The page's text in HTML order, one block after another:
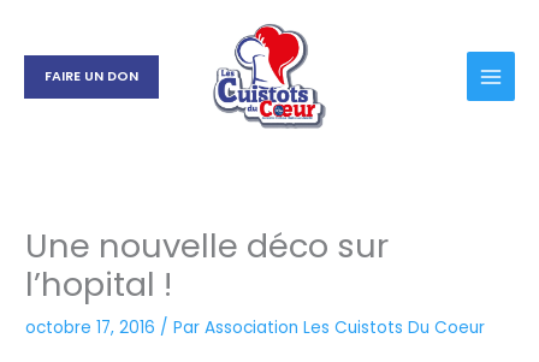
contenu
FAIRE UN DON
Une nouvelle déco sur
l’hopital !
octobre 17, 2016 / ParAssociation Les Cuistots Du Coeur